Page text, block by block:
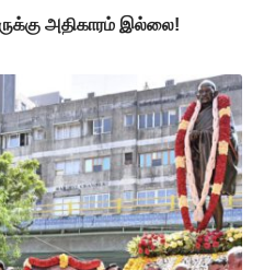
அதிகாரம் இல்லை!